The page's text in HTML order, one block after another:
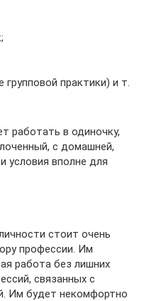
групповой практики) и т.
работать в одиночку,
с домашней,
условия вполне для
стоит очень
профессии. Им
работа без лишних
связанных с
Им будет некомфортно